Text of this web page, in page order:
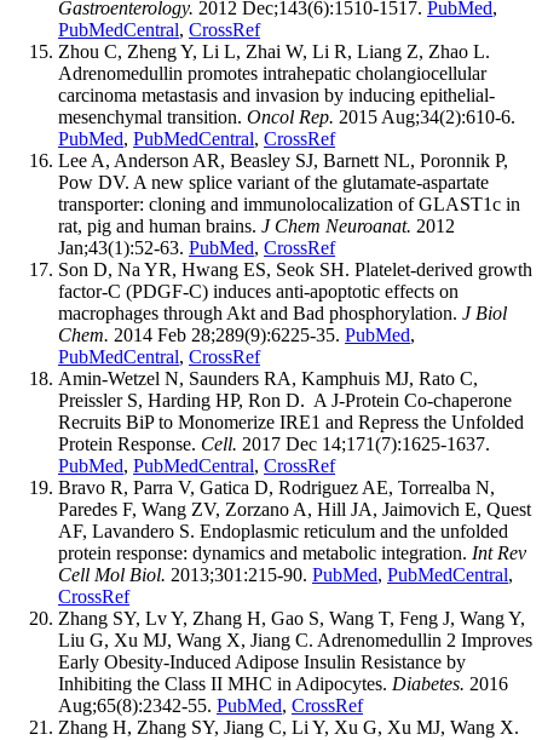
Gastroenterology. 2012 Dec;143(6):1510-1517. PubMed,
PubMedCentral, CrossRef
Zhou C, Zheng Y, Li L, Zhai W, Li R, Liang Z, Zhao L.
Adrenomedullin promotes intrahepatic cholangiocellular
carcinoma metastasis and invasion by inducing epithelial-
mesenchymal transition. Oncol Rep. 2015 Aug;34(2):610-6.
PubMed, PubMedCentral, CrossRef
Lee A, Anderson AR, Beasley SJ, Barnett NL, Poronnik P,
Pow DV. A new splice variant of the glutamate-aspartate
transporter: cloning and immunolocalization of GLAST1c in
rat, pig and human brains. J Chem Neuroanat. 2012
Jan;43(1):52-63. PubMed, CrossRef
Son D, Na YR, Hwang ES, Seok SH. Platelet-derived growth
factor-C (PDGF-C) induces anti-apoptotic effects on
macrophages through Akt and Bad phosphorylation. J Biol
Chem. 2014 Feb 28;289(9):6225-35. PubMed,
PubMedCentral, CrossRef
Amin-Wetzel N, Saunders RA, Kamphuis MJ, Rato C,
Preissler S, Harding HP, Ron D. A J-Protein Co-chaperone
Recruits BiP to Monomerize IRE1 and Repress the Unfolded
Protein Response. Cell. 2017 Dec 14;171(7):1625-1637.
PubMed, PubMedCentral, CrossRef
Bravo R, Parra V, Gatica D, Rodriguez AE, Torrealba N,
Paredes F, Wang ZV, Zorzano A, Hill JA, Jaimovich E, Quest
AF, Lavandero S. Endoplasmic reticulum and the unfolded
protein response: dynamics and metabolic integration. Int Rev
Cell Mol Biol. 2013;301:215-90. PubMed, PubMedCentral,
CrossRef
Zhang SY, Lv Y, Zhang H, Gao S, Wang T, Feng J, Wang Y,
Liu G, Xu MJ, Wang X, Jiang C. Adrenomedullin 2 Improves
Early Obesity-Induced Adipose Insulin Resistance by
Inhibiting the Class II MHC in Adipocytes. Diabetes. 2016
Aug;65(8):2342-55. PubMed, CrossRef
Zhang H, Zhang SY, Jiang C, Li Y, Xu G, Xu MJ, Wang X.